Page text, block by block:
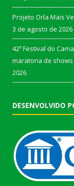
Projeto Orla Mais
3 de agosto de 2026
42º Festival do
maratona de
2026
DESENVOLVIDO